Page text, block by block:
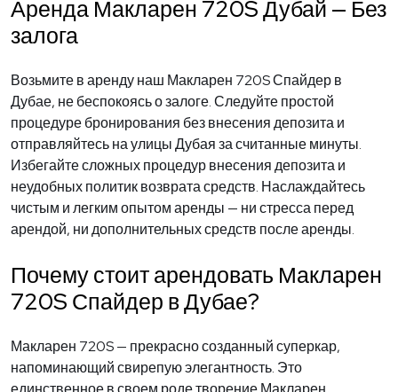
Аренда Макларен 720S Дубай — Без
залога
Возьмите в аренду наш Макларен 720S Спайдер в
Дубае, не беспокоясь о залоге. Следуйте простой
процедуре бронирования без внесения депозита и
отправляйтесь на улицы Дубая за считанные минуты.
Избегайте сложных процедур внесения депозита и
неудобных политик возврата средств. Наслаждайтесь
чистым и легким опытом аренды — ни стресса перед
арендой, ни дополнительных средств после аренды.
Почему стоит арендовать Макларен
720S Спайдер в Дубае?
Макларен 720S — прекрасно созданный суперкар,
напоминающий свирепую элегантность. Это